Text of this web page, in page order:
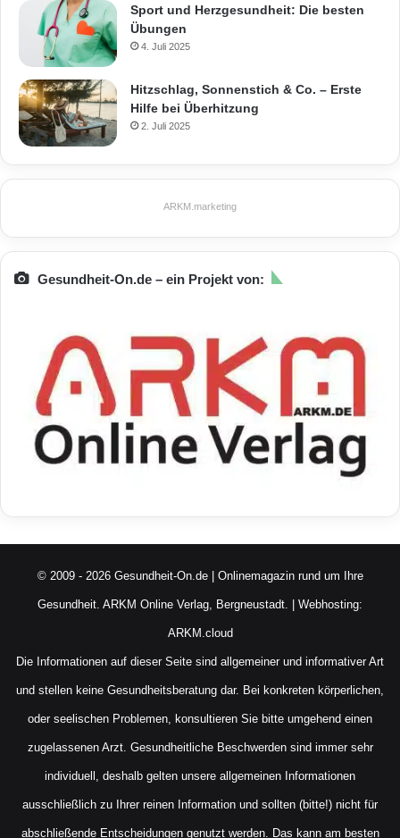
Sport und Herzgesundheit: Die besten
Übungen
4. Juli 2025
Hitzschlag, Sonnenstich & Co. – Erste
Hilfe bei Überhitzung
2. Juli 2025
ARKM.marketing
Gesundheit-On.de – ein Projekt von:
© 2009 - 2026 Gesundheit-On.de | Onlinemagazin rund um Ihre
Gesundheit. ARKM Online Verlag, Bergneustadt. | Webhosting:
ARKM.cloud
Die Informationen auf dieser Seite sind allgemeiner und informativer Art
und stellen keine Gesundheitsberatung dar. Bei konkreten körperlichen,
oder seelischen Problemen, konsultieren Sie bitte umgehend einen
zugelassenen Arzt. Gesundheitliche Beschwerden sind immer sehr
individuell, deshalb gelten unsere allgemeinen Informationen
ausschließlich zu Ihrer reinen Information und sollten (bitte!) nicht für
abschließende Entscheidungen genutzt werden. Das kann am besten